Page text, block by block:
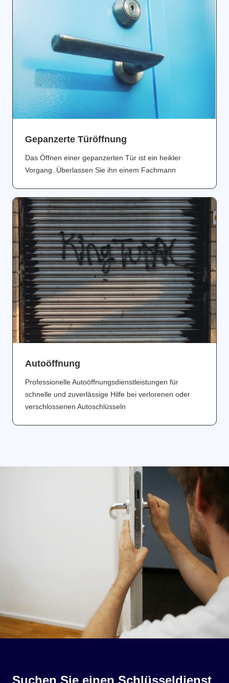
Gepanzerte Türöffnung
Das Öffnen einer gepanzerten Tür ist ein heikler
Vorgang. Überlassen Sie ihn einem Fachmann
Аutoöffnung
Professionelle Autoöffnungsdienstleistungen für
schnelle und zuverlässige Hilfe bei verlorenen oder
verschlossenen Autoschlüsseln